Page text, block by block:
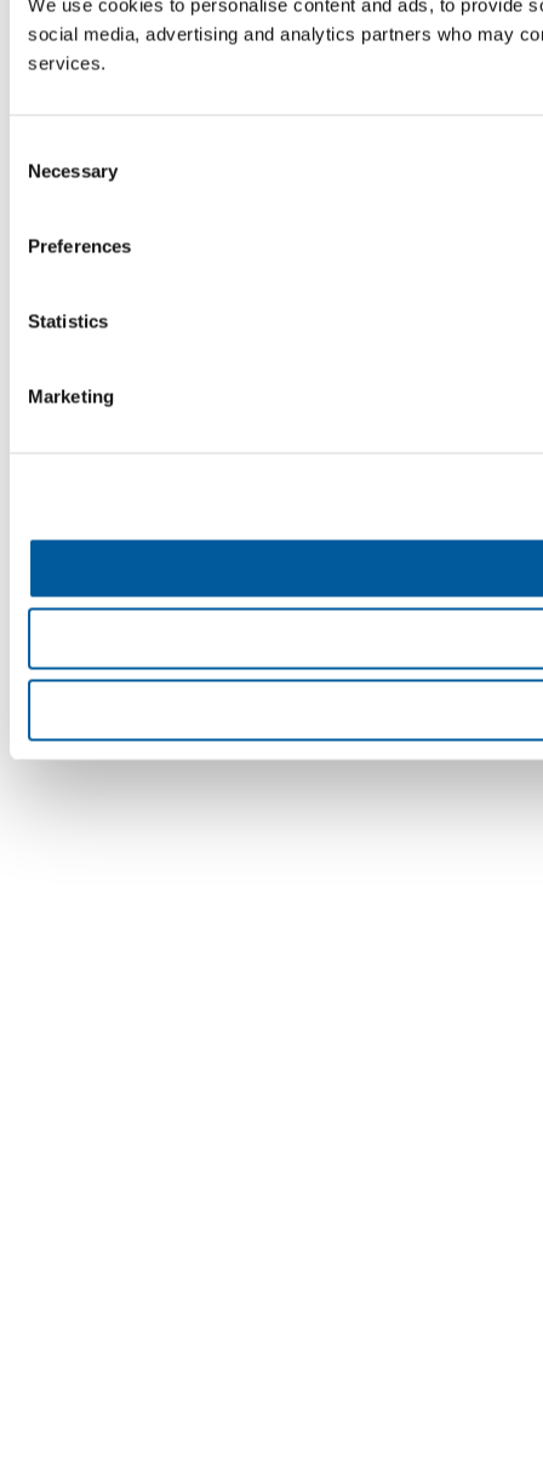
We use cookies to personalise content and ads, to provide
social media, advertising and analytics partners who may
services.
Selection
Necessary
Preferences
Statistics
Marketing